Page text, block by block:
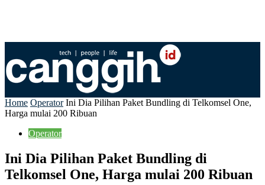
Home Operator Ini Dia Pilihan Paket Bundling di Telkomsel One,
Harga mulai 200 Ribuan
Operator
Ini Dia Pilihan Paket Bundling di
Telkomsel One, Harga mulai 200 Ribuan